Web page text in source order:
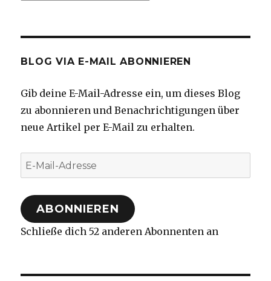
BLOG VIA E-MAIL ABONNIEREN
Gib deine E-Mail-Adresse ein, um dieses Blog
zu abonnieren und Benachrichtigungen über
neue Artikel per E-Mail zu erhalten.
E-
Mail-
Adresse
ABONNIEREN
Schließe dich 52 anderen Abonnenten an